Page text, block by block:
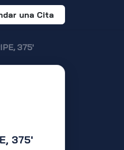
una Cita
375'
375'